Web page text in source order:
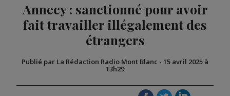
BIGARD
Annecy : sanctionné pour avoir
fait travailler illégalement des
étrangers
Publié par La Rédaction Radio Mont Blanc - 15 avril 2025 à
13h29